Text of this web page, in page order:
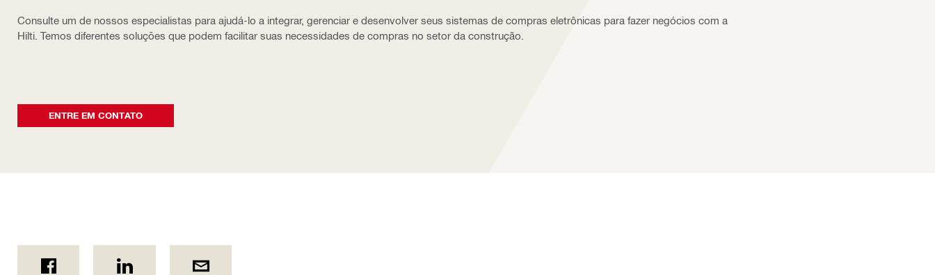
Consulte um de nossos especialistas para ajudá-lo a integrar, gerenciar e desenvolver seus sistemas de compras eletrônicas para fazer negócios com a
Hilti. Temos diferentes soluções que podem facilitar suas necessidades de compras no setor da construção.
ENTRE EM CONTATO